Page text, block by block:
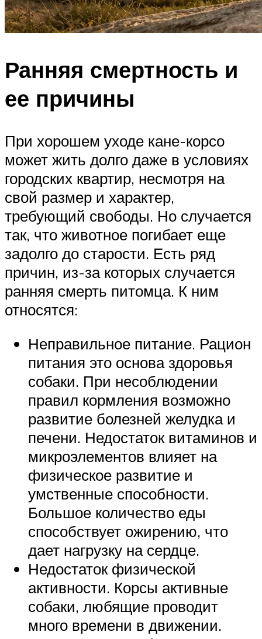
Ранняя смертность и
ее причины
При хорошем уходе кане-корсо
может жить долго даже в условиях
городских квартир, несмотря на
свой размер и характер,
требующий свободы. Но случается
так, что животное погибает еще
задолго до старости. Есть ряд
причин, из-за которых случается
ранняя смерть питомца. К ним
относятся:
Неправильное питание. Рацион
питания это основа здоровья
собаки. При несоблюдении
правил кормления возможно
развитие болезней желудка и
печени. Недостаток витаминов и
микроэлементов влияет на
физическое развитие и
умственные способности.
Большое количество еды
способствует ожирению, что
дает нагрузку на сердце.
Недостаток физической
активности. Корсы активные
собаки, любящие проводит
много времени в движении.